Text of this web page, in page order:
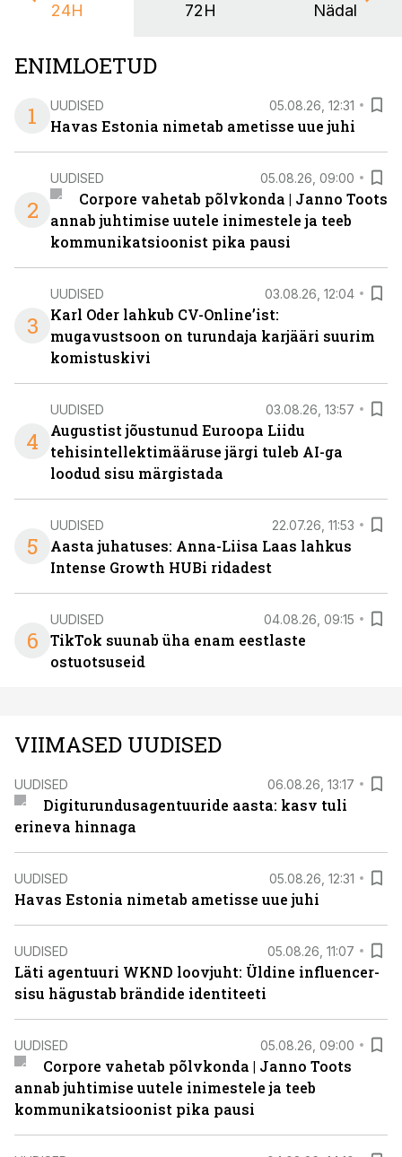
24H 72H Nädal
ENIMLOETUD
1
UUDISED 05.08.26, 12:31
Havas Estonia nimetab ametisse uue juhi
2
UUDISED 05.08.26, 09:00
Corpore vahetab põlvkonda | Janno Toots
annab juhtimise uutele inimestele ja teeb
kommunikatsioonist pika pausi
3
UUDISED 03.08.26, 12:04
Karl Oder lahkub CV-Online’ist:
mugavustsoon on turundaja karjääri suurim
komistuskivi
4
UUDISED 03.08.26, 13:57
Augustist jõustunud Euroopa Liidu
tehisintellektimääruse järgi tuleb AI-ga
loodud sisu märgistada
5
UUDISED 22.07.26, 11:53
Aasta juhatuses: Anna-Liisa Laas lahkus
Intense Growth HUBi ridadest
6
UUDISED 04.08.26, 09:15
TikTok suunab üha enam eestlaste
ostuotsuseid
VIIMASED UUDISED
UUDISED 06.08.26, 13:17
Digiturundusagentuuride aasta: kasv tuli
erineva hinnaga
UUDISED 05.08.26, 12:31
Havas Estonia nimetab ametisse uue juhi
UUDISED 05.08.26, 11:07
Läti agentuuri WKND loovjuht: Üldine influencer-
sisu hägustab brändide identiteeti
UUDISED 05.08.26, 09:00
Corpore vahetab põlvkonda | Janno Toots
annab juhtimise uutele inimestele ja teeb
kommunikatsioonist pika pausi